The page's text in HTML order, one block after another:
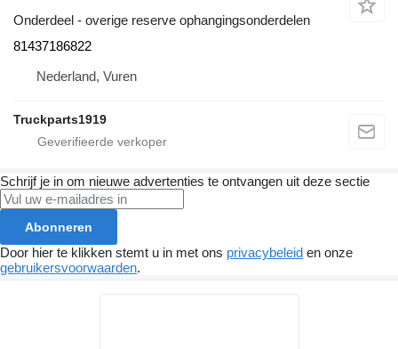
Onderdeel - overige reserve ophangingsonderdelen
81437186822
Nederland, Vuren
Truckparts1919
Schrijf je in om nieuwe advertenties te ontvangen uit deze sectie
Abonneren
Door hier te klikken stemt u in met ons privacybeleid en onze
gebruikersvoorwaarden.